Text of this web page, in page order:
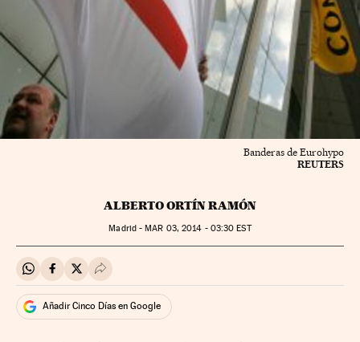
Banderas de Eurohypo
REUTERS
ALBERTO ORTÍN RAMÓN
Madrid -MAR 03, 2014 - 03:30 EST
Compartir en Whatsapp
Compartir en Facebook
Compartir en Twitter
Desplegar Redes Sociales
Añadir Cinco Días en Google